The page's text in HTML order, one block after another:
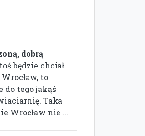
dobrą
będzie chciał
to
do tego jakąś
Taka
Wrocław nie ...